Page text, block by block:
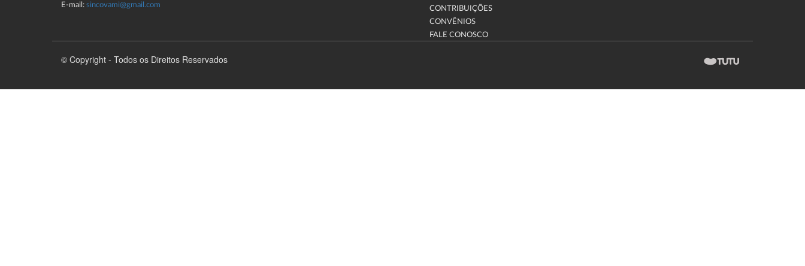
E-mail: sincovami@gmail.com
CONTRIBUIÇÕES
CONVÊNIOS
FALE CONOSCO
© Copyright - Todos os Direitos Reservados